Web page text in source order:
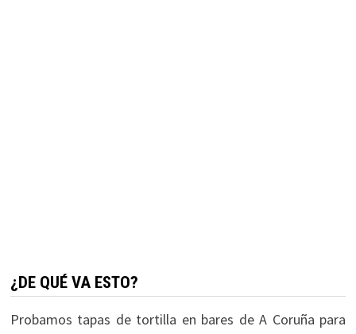
¿DE QUÉ VA ESTO?
Probamos tapas de tortilla en bares de A Coruña para